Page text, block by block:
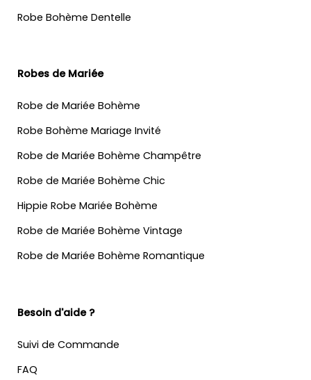
Robe Bohème Dentelle
Robes de Mariée
Robe de Mariée Bohème
Robe Bohème Mariage Invité
Robe de Mariée Bohème Champêtre
Robe de Mariée Bohème Chic
Hippie Robe Mariée Bohème
Robe de Mariée Bohème Vintage
Robe de Mariée Bohème Romantique
Besoin d'aide ?
Suivi de Commande
FAQ